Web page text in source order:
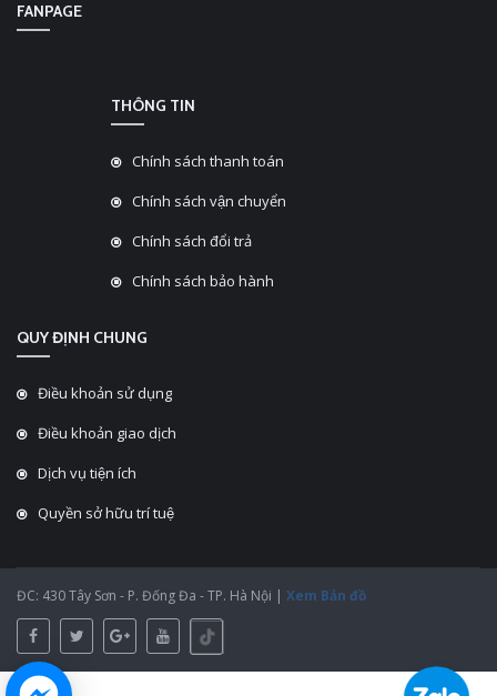
FANPAGE
THÔNG TIN
Chính sách thanh toán
Chính sách vận chuyển
Chính sách đổi trả
Chính sách bảo hành
QUY ĐỊNH CHUNG
Điều khoản sử dụng
Điều khoản giao dịch
Dịch vụ tiện ích
Quyền sở hữu trí tuệ
ĐC: 430 Tây Sơn - P. Đống Đa - TP. Hà Nội | Xem Bản đồ